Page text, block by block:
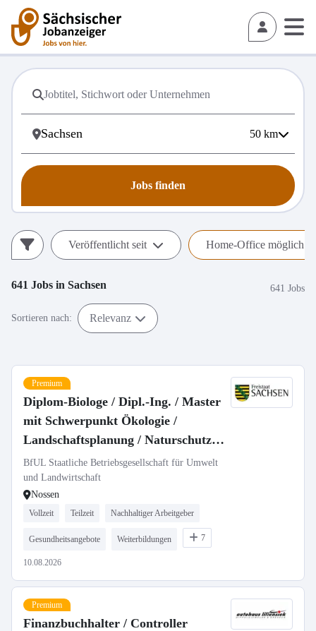
50 km
Jobs finden
Veröffentlicht seit Home-Office möglich
641 Jobs in Sachsen 641 Jobs
Sortieren nach: Relevanz
Premium
Diplom-Biologe / Dipl.-Ing. / Master
mit Schwerpunkt Ökologie /
Landschaftsplanung / Naturschutz
(m/w/d) als Fachbereichsleitung
Messnetz Naturschutz in Vollzeit /
Teilzeit
BfUL Staatliche Betriebsgesellschaft für Umwelt
und Landwirtschaft
Nossen
Vollzeit Teilzeit Nachhaltiger Arbeitgeber
Gesundheitsangebote Weiterbildungen 7
10.08.2026
Premium
Finanzbuchhalter / Controller